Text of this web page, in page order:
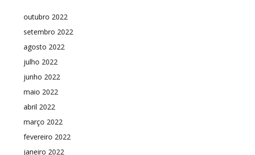
outubro 2022
setembro 2022
agosto 2022
julho 2022
junho 2022
maio 2022
abril 2022
março 2022
fevereiro 2022
janeiro 2022